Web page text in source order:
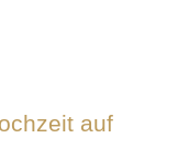
auf